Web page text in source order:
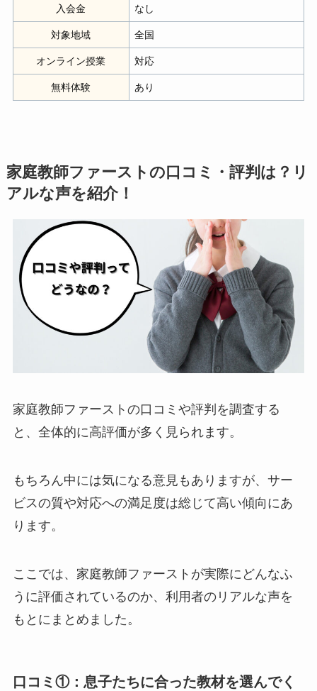
入会金 なし
対象地域 全国
オンライン授業 対応
無料体験 あり
家庭教師ファーストの口コミ・評判は？リ
アルな声を紹介！
家庭教師ファーストの口コミや評判を調査する
と、全体的に高評価が多く見られます。
もちろん中には気になる意見もありますが、サー
ビスの質や対応への満足度は総じて高い傾向にあ
ります。
ここでは、家庭教師ファーストが実際にどんなふ
うに評価されているのか、利用者のリアルな声を
もとにまとめました。
口コミ①：息子たちに合った教材を選んでく